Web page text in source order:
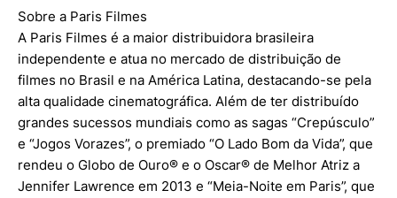
Sobre a Paris Filmes
A Paris Filmes é a maior distribuidora brasileira
independente e atua no mercado de distribuição de
filmes no Brasil e na América Latina, destacando-se pela
alta qualidade cinematográfica. Além de ter distribuído
grandes sucessos mundiais como as sagas “Crepúsculo”
e “Jogos Vorazes”, o premiado “O Lado Bom da Vida”, que
rendeu o Globo de Ouro®️ e o Oscar®️ de Melhor Atriz a
Jennifer Lawrence em 2013 e “Meia-Noite em Paris”, que